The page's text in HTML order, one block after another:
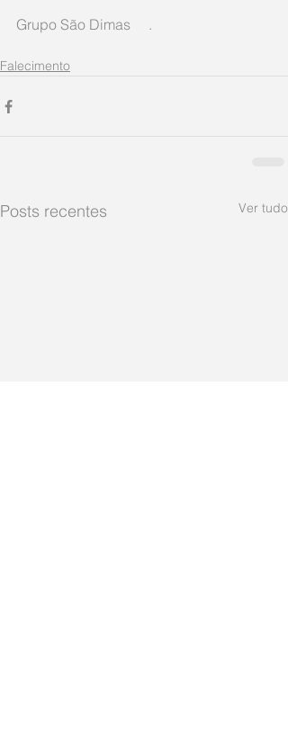
Grupo São Dimas     .
Falecimento
Posts recentes Ver tudo